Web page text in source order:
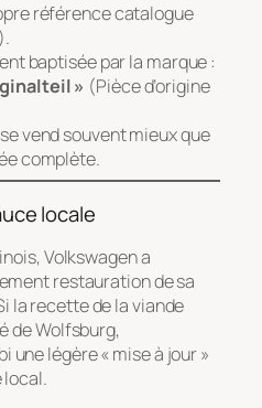
référence catalogue
baptisée par la marque :
» (Pièce d’origine
vend souvent mieux que
complète.
locale
Volkswagen a
restauration de sa
la recette de la viande
de Wolfsburg,
une légère « mise à jour »
local.